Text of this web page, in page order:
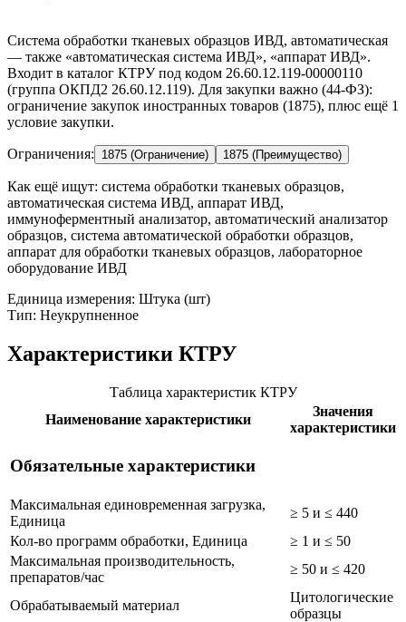
Система обработки тканевых образцов ИВД, автоматическая
— также «автоматическая система ИВД», «аппарат ИВД».
Входит в каталог КТРУ под кодом 26.60.12.119-00000110
(группа ОКПД2 26.60.12.119). Для закупки важно (44-ФЗ):
ограничение закупок иностранных товаров (1875), плюс ещё 1
условие закупки.
Ограничения: 1875 (Ограничение) 1875 (Преимущество)
Как ещё ищут: система обработки тканевых образцов,
автоматическая система ИВД, аппарат ИВД,
иммуноферментный анализатор, автоматический анализатор
образцов, система автоматической обработки образцов,
аппарат для обработки тканевых образцов, лабораторное
оборудование ИВД
Единица измерения: Штука (шт)
Тип: Неукрупненное
Характеристики КТРУ
Таблица характеристик КТРУ
Наименование характеристики
Значения
характеристики
Обязательные характеристики
Максимальная единовременная загрузка,
Единица
≥ 5 и ≤ 440
Кол-во программ обработки, Единица
≥ 1 и ≤ 50
Максимальная производительность,
препаратов/час
≥ 50 и ≤ 420
Обрабатываемый материал
Цитологические
образцы